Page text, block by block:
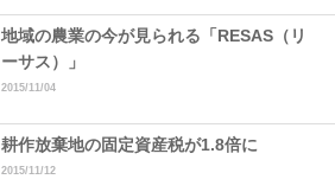
地域の農業の今が見られる「RESAS（リ
ーサス）」
2015/11/04
耕作放棄地の固定資産税が1.8倍に
2015/11/12